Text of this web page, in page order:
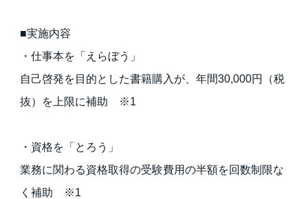
■実施内容
・仕事本を「えらぼう」
自己啓発を目的とした書籍購入が、年間30,000円（税
抜）を上限に補助 ※1
・資格を「とろう」
業務に関わる資格取得の受験費用の半額を回数制限な
く補助 ※1